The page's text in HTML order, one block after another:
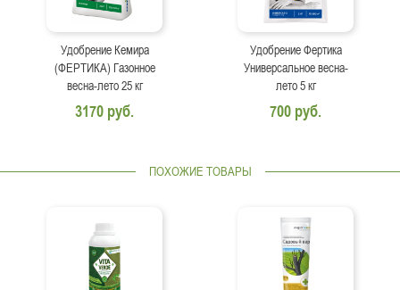
Удобрение Кемира
(ФЕРТИКА) Газонное
весна-лето 25 кг
3170 руб.
Удобрение Фертика
Универсальное весна-
лето 5 кг
700 руб.
ПОХОЖИЕ ТОВАРЫ